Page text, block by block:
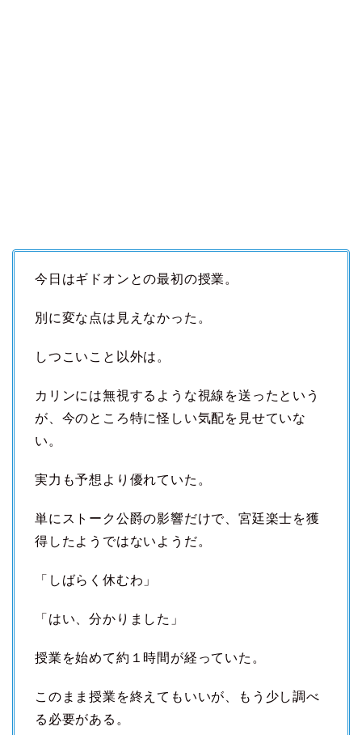
今日はギドオンとの最初の授業。
別に変な点は見えなかった。
しつこいこと以外は。
カリンには無視するような視線を送ったという
が、今のところ特に怪しい気配を見せていな
い。
実力も予想より優れていた。
単にストーク公爵の影響だけで、宮廷楽士を獲
得したようではないようだ。
「しばらく休むわ」
「はい、分かりました」
授業を始めて約１時間が経っていた。
このまま授業を終えてもいいが、もう少し調べ
る必要がある。